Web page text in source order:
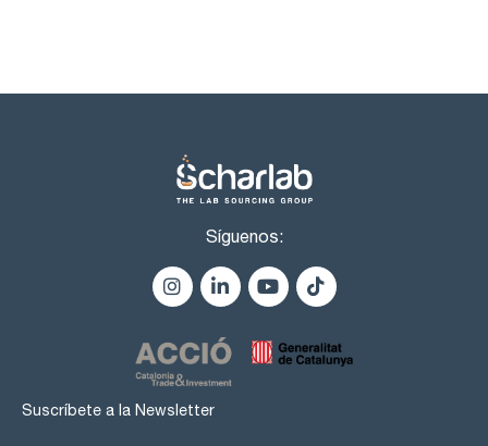
Síguenos:
Suscríbete a la Newsletter